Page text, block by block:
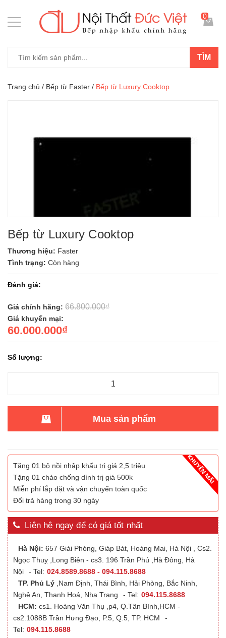
TÌM
0
Trang chủ / Bếp từ Faster / Bếp từ Luxury Cooktop
Bếp từ Luxury Cooktop
Thương hiệu: Faster
Tình trạng: Còn hàng
Đánh giá:
Giá chính hãng: 66.800.000₫
Giá khuyến mại:
60.000.000₫
Số lượng:
Mua sản phẩm
Tặng 01 bộ nồi nhập khẩu trị giá 2,5 triệu
Tặng 01 chảo chống dính trị giá 500k
Miễn phí lắp đặt và vận chuyển toàn quốc
Đổi trả hàng trong 30 ngày
Liên hệ ngay để có giá tốt nhất
Hà Nội: 657 Giải Phóng, Giáp Bát, Hoàng Mai, Hà Nội , Cs2.
Ngọc Thuỵ ,Long Biên - cs3. 196 Trần Phú ,Hà Đông, Hà
Nội
- Tel: 024.8589.8688 - 094.115.8688
TP. Phủ Lý ,Nam Định, Thái Bình, Hải Phòng, Bắc Ninh,
Nghệ An, Thanh Hoá, Nha Trang
- Tel: 094.115.8688
HCM: cs1. Hoàng Văn Thụ ,p4, Q.Tân Bình,HCM -
cs2.1088B Trần Hưng Đạo, P.5, Q.5, TP. HCM
-
Tel: 094.115.8688